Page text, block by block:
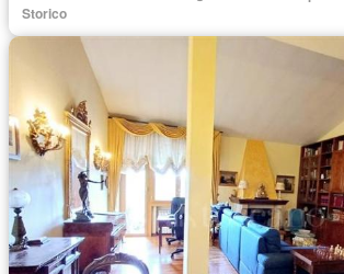
Storico